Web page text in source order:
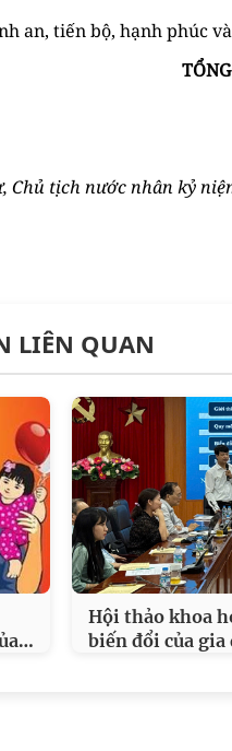
an, tiến bộ, hạnh phúc
Chủ tịch nước nhân kỷ
LIÊN QUAN
…
Hội thảo khoa
biến đổi của gia